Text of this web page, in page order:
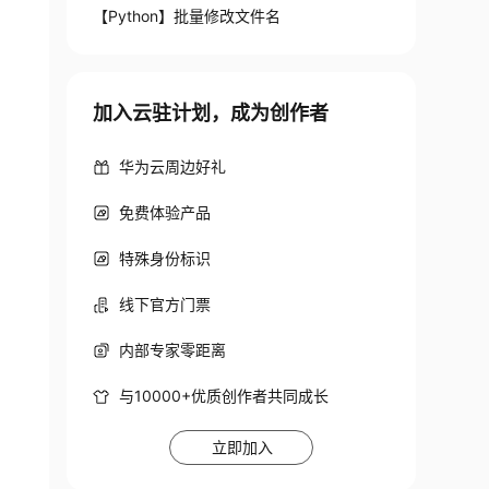
【Python】批量修改文件名
加入云驻计划，成为创作者
华为云周边好礼
免费体验产品
特殊身份标识
线下官方门票
内部专家零距离
与10000+优质创作者共同成长
立即加入